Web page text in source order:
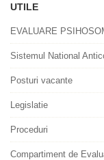
UTILE
EVALUARE
Sistemul National
Posturi vacante
Legislatie
Proceduri
Compartiment de